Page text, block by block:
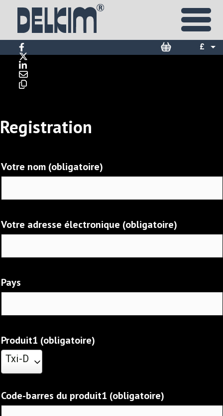
£
Registration
Votre nom (obligatoire)
Votre adresse électronique (obligatoire)
Pays
Produit1 (obligatoire)
Txi-D
Code-barres du produit1 (obligatoire)